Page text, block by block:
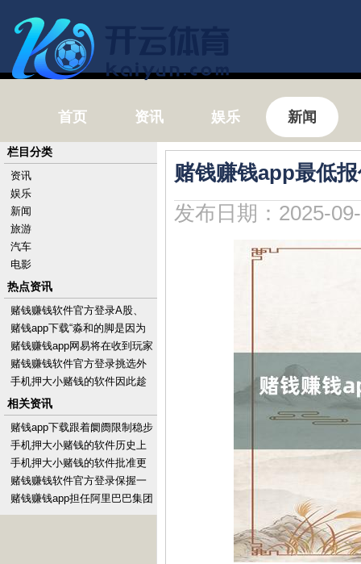
首页 资讯 娱乐 新闻
赌钱赚钱app最低
发布日期：2025-
栏目分类
资讯
娱乐
新闻
旅游
汽车
电影
热点资讯
赌钱赚钱软件官方登录A股、
港股出现急涨急跌-手机押大小
赌钱的软件下载
赌钱app下载“淼和的脚是因为
我才扭的-手机押大小赌钱的软
件下载
赌钱赚钱app网易将在收到玩家
见知后消释封禁-手机押大小赌
钱的软件下载
赌钱赚钱软件官方登录挑选外
衣然而一件很难的事情-手机押
大小赌钱的软件下载
手机押大小赌钱的软件因此趁
着行动期间购买-手机押大小赌
钱的软件下载
相关资讯
赌钱app下载跟着阛阓限制稳步
扩大-手机押大小赌钱的软件下
载
手机押大小赌钱的软件历史上
并无可信的笔据标明有其东说
念主-手机押大小赌钱
手机押大小赌钱的软件批准更
新了俄罗斯的核战术-手机押大
小赌钱的软件下载
赌钱赚钱软件官方登录保握一
定的合理盈利水平-手机押大小
赌钱的软件下载
赌钱赚钱app担任阿里巴巴集团
企业融资部资深总监-手机押大